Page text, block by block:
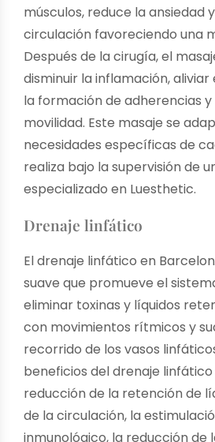
músculos, reduce la ansiedad
circulación favoreciendo una
Después de la cirugía, el
disminuir la inflamación,
la formación de adherencias
movilidad. Este masaje se
necesidades específicas de
realiza bajo la supervisión de
especializado en Luesthetic.
Drenaje linfático
El drenaje linfático en
suave que promueve el
eliminar toxinas y líquidos
con movimientos rítmicos y
recorrido de los vasos
beneficios del drenaje
reducción de la retención de
de la circulación, la
inmunológico, la reducción de